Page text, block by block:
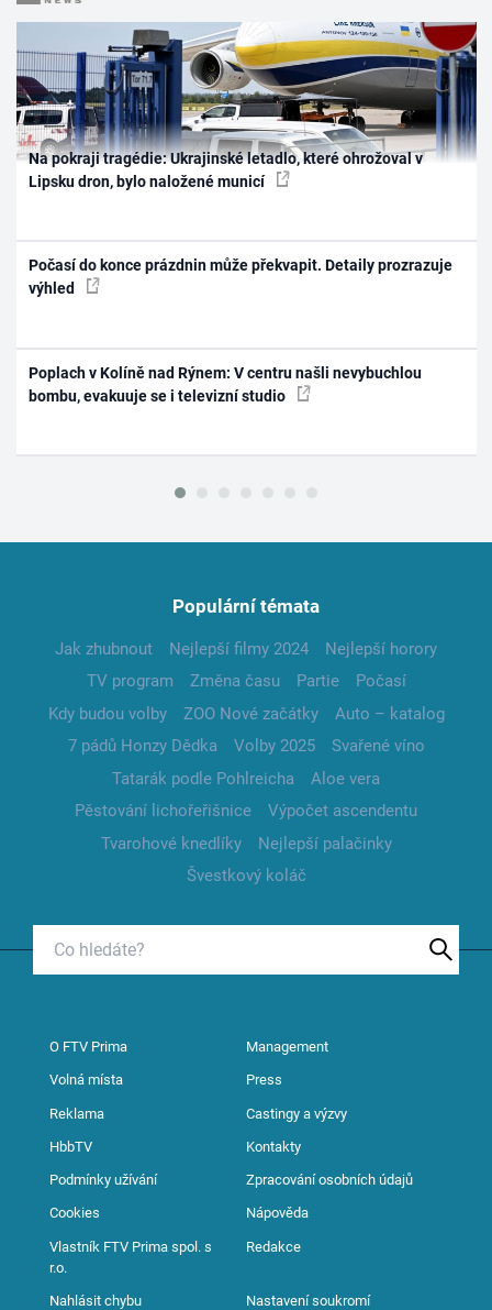
Na pokraji tragédie: Ukrajinské letadlo, které ohrožoval v
Lipsku dron, bylo naložené municí
Počasí do konce prázdnin může překvapit. Detaily prozrazuje
výhled
Poplach v Kolíně nad Rýnem: V centru našli nevybuchlou
bombu, evakuuje se i televizní studio
Populární témata
Jak zhubnout Nejlepší filmy 2024
Nejlepší horory
TV program
Změna času Partie
Počasí
Kdy budou volby
ZOO Nové začátky
Auto – katalog
7 pádů Honzy Dědka
Volby 2025
Svařené víno
Tatarák podle Pohlreicha
Aloe vera
Pěstování lichořeřišnice
Výpočet ascendentu
Tvarohové knedlíky
Nejlepší palačinky
Švestkový koláč
O FTV Prima Management
Volná místa Press
Reklama Castingy a výzvy
HbbTV Kontakty
Podmínky užívání Zpracování osobních údajů
Cookies Nápověda
Vlastník FTV Prima spol. s
r.o.
Redakce
Nahlásit chybu Nastavení soukromí